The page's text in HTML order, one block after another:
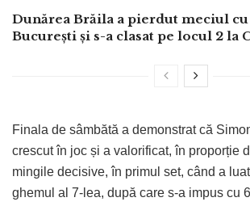
Dunărea Brăila a pierdut meciul cu
București și s-a clasat pe locul 2 la
Finala de sâmbătă a demonstrat că
crescut în joc și a valorificat, în proporție
mingile decisive, în primul set, când a
ghemul al 7-lea, după care s-a impus cu